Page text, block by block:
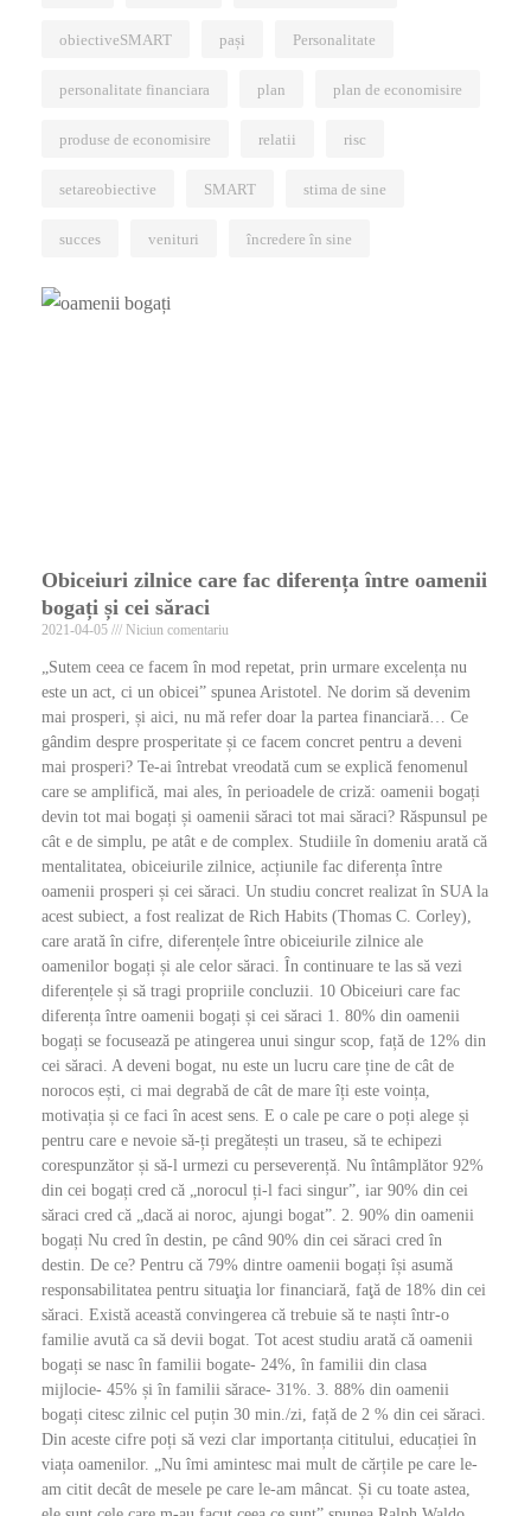
obiectiveSMART pași Personalitate
personalitate financiara plan plan de economisire
produse de economisire relatii risc
setareobiective SMART stima de sine
succes venituri încredere în sine
Obiceiuri zilnice care fac diferența între oamenii
bogați și cei săraci
2021-04-05 Niciun comentariu
„Sutem ceea ce facem în mod repetat, prin urmare excelența nu
este un act, ci un obicei” spunea Aristotel. Ne dorim să devenim
mai prosperi, și aici, nu mă refer doar la partea financiară… Ce
gândim despre prosperitate și ce facem concret pentru a deveni
mai prosperi? Te-ai întrebat vreodată cum se explică fenomenul
care se amplifică, mai ales, în perioadele de criză: oamenii bogați
devin tot mai bogați și oamenii săraci tot mai săraci? Răspunsul pe
cât e de simplu, pe atât e de complex. Studiile în domeniu arată că
mentalitatea, obiceiurile zilnice, acțiunile fac diferența între
oamenii prosperi și cei săraci. Un studiu concret realizat în SUA la
acest subiect, a fost realizat de Rich Habits (Thomas C. Corley),
care arată în cifre, diferențele între obiceiurile zilnice ale
oamenilor bogați și ale celor săraci. În continuare te las să vezi
diferențele și să tragi propriile concluzii. 10 Obiceiuri care fac
diferența între oamenii bogați și cei săraci 1. 80% din oamenii
bogați se focusează pe atingerea unui singur scop, față de 12% din
cei săraci. A deveni bogat, nu este un lucru care ține de cât de
norocos ești, ci mai degrabă de cât de mare îți este voința,
motivația și ce faci în acest sens. E o cale pe care o poți alege și
pentru care e nevoie să-ți pregătești un traseu, să te echipezi
corespunzător și să-l urmezi cu perseverență. Nu întâmplător 92%
din cei bogați cred că „norocul ți-l faci singur”, iar 90% din cei
săraci cred că „dacă ai noroc, ajungi bogat”. 2. 90% din oamenii
bogați Nu cred în destin, pe când 90% din cei săraci cred în
destin. De ce? Pentru că 79% dintre oamenii bogați își asumă
responsabilitatea pentru situaţia lor financiară, faţă de 18% din cei
săraci. Există această convingerea că trebuie să te naști într-o
familie avută ca să devii bogat. Tot acest studiu arată că oamenii
bogați se nasc în familii bogate- 24%, în familii din clasa
mijlocie- 45% și în familii sărace- 31%. 3. 88% din oamenii
bogați citesc zilnic cel puțin 30 min./zi, față de 2 % din cei săraci.
Din aceste cifre poți să vezi clar importanța cititului, educației în
viața oamenilor. „Nu îmi amintesc mai mult de cărțile pe care le-
am citit decât de mesele pe care le-am mâncat. Și cu toate astea,